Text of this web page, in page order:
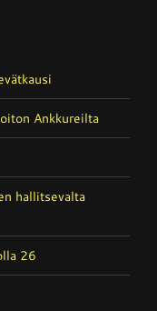
Ankkureilta
hallitsevalta
26